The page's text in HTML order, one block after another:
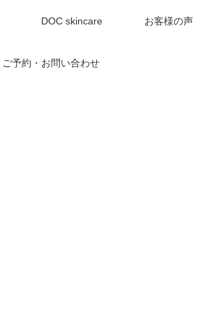
DOC skincare お客様の声
ご予約・お問い合わせ